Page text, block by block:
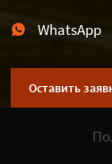
WhatsApp
Оставить